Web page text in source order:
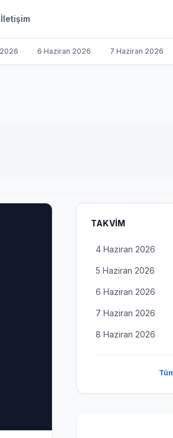
İletişim
6 Haziran 2026 7 Haziran 2026
TAKVIM
4 Haziran 2026
5 Haziran 2026
6 Haziran 2026
7 Haziran 2026
8 Haziran 2026